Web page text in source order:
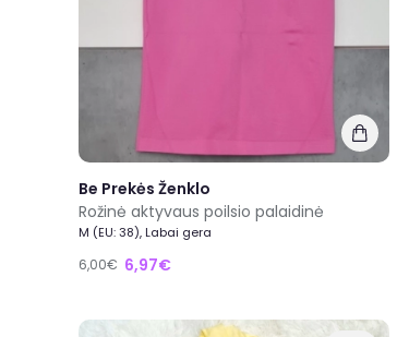
Be Prekės Ženklo
Rožinė aktyvaus poilsio palaidinė
M (EU: 38), Labai gera
6,00€ 6,97€